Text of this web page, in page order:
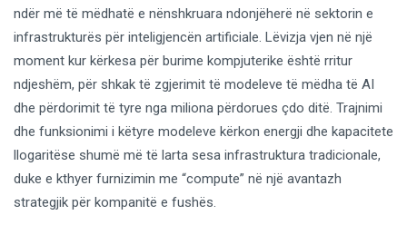
ndër më të mëdhatë e nënshkruara ndonjëherë në sektorin e
infrastrukturës për inteligjencën artificiale. Lëvizja vjen në një
moment kur kërkesa për burime kompjuterike është rritur
ndjeshëm, për shkak të zgjerimit të modeleve të mëdha të AI
dhe përdorimit të tyre nga miliona përdorues çdo ditë. Trajnimi
dhe funksionimi i këtyre modeleve kërkon energji dhe kapacitete
llogaritëse shumë më të larta sesa infrastruktura tradicionale,
duke e kthyer furnizimin me “compute” në një avantazh
strategjik për kompanitë e fushës.